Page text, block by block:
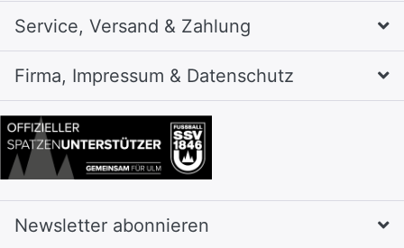
Service, Versand & Zahlung
Firma, Impressum & Datenschutz
Newsletter abonnieren